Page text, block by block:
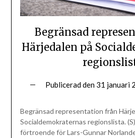
Begränsad
Härjedalen på
Publicerad den 31 januari
Begränsad representation från
Socialdemokraternas regionslista.
förtroende för Lars-Gunnar